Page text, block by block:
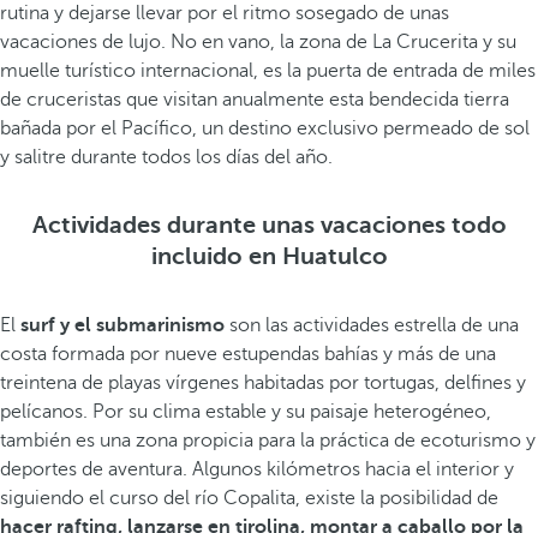
rutina y dejarse llevar por el ritmo sosegado de unas
vacaciones de lujo. No en vano, la zona de La Crucerita y su
muelle turístico internacional, es la puerta de entrada de miles
de cruceristas que visitan anualmente esta bendecida tierra
bañada por el Pacífico, un destino exclusivo permeado de sol
y salitre durante todos los días del año.
Actividades durante unas vacaciones todo
incluido en Huatulco
El surf y el submarinismo son las actividades estrella de una
costa formada por nueve estupendas bahías y más de una
treintena de playas vírgenes habitadas por tortugas, delfines y
pelícanos. Por su clima estable y su paisaje heterogéneo,
también es una zona propicia para la práctica de ecoturismo y
deportes de aventura. Algunos kilómetros hacia el interior y
siguiendo el curso del río Copalita, existe la posibilidad de
hacer rafting, lanzarse en tirolina, montar a caballo por la